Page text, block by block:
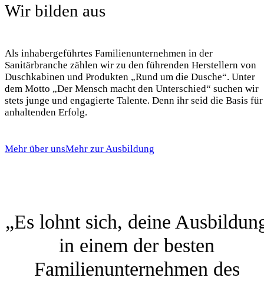
Wir bilden aus
Als inhabergeführtes Familienunternehmen in der
Sanitärbranche zählen wir zu den führenden Herstellern von
Duschkabinen und Produkten „Rund um die Dusche“. Unter
dem Motto „Der Mensch macht den Unterschied“ suchen wir
stets junge und engagierte Talente. Denn ihr seid die Basis für
anhaltenden Erfolg.
Mehr über unsMehr zur Ausbildung
„Es lohnt sich, deine
in einem der besten
Familienunternehmen des